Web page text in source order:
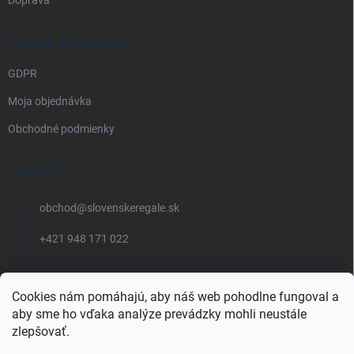
Cookies nám pomáhajú, aby náš web pohodlne fungoval a
aby sme ho vďaka analýze prevádzky mohli neustále
zlepšovať.
PRÁVNE INFORMÁCIE
GDPR
Moja objednávka
Obchodné podmienky
KONTAKT
obchod@slovenskeregale.sk
+421 948 171 022
Najnakup.sk Heureka.sk Pricemania.sk